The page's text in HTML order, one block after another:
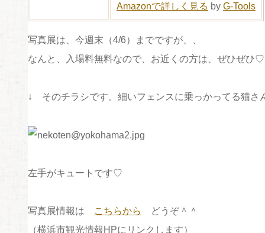
Amazonで詳しく見る by G-Tools
写真展は、今週末（4/6）までですが、、
なんと、入場料無料なので、お近くの方は、ぜひぜひ
↓ そのチラシです。細いフェンスに乗っかってる猫
左手がキュートです♡
写真展情報は こちらから
どうぞ＾＾
（横浜市観光情報HPにリンクします）